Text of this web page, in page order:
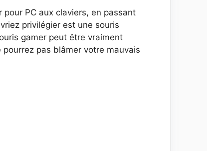
PC aux claviers, en passant
privilégier est une souris
gamer peut être vraiment
pas blâmer votre mauvais